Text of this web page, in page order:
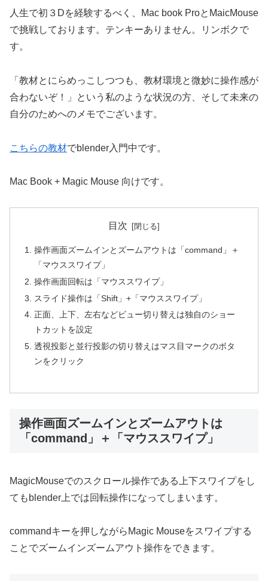
人生で初３Dを経験するべく、Mac book ProとMaicMouse
で挑戦しております。テンキーありません。リンボクで
す。
「教材とにらめっこしつつも、教材環境と微妙に操作感が
合わないぞ！」という私のような状況の方、そして未来の
自分のためへのメモでございます。
こちらの教材でblender入門中です。
Mac Book + Magic Mouse 向けです。
目次
操作画面ズームインとズームアウトは「command」＋
「マウススワイプ」
操作画面回転は「マウススワイプ」
スライド操作は「Shift」+「マウススワイプ」
正面、上下、左右などビュー切り替えは独自のショー
トカットを設定
透視投影と並行投影の切り替えはマス目マークのボタ
ンをクリック
操作画面ズームインとズームアウトは
「command」＋「マウススワイプ」
MagicMouseでのスクロール操作である上下スワイプをし
てもblender上では回転操作になってしまいます。
commandキーを押しながらMagic Mouseをスワイプする
ことでズームインズームアウト操作をできます。